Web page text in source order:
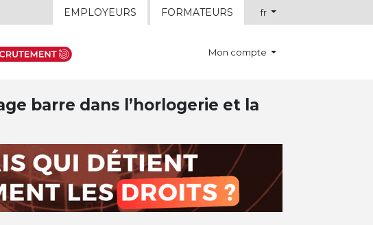
EMPLOYEURS FORMATEURS fr
Mon compte
barre dans l’horlogerie et la